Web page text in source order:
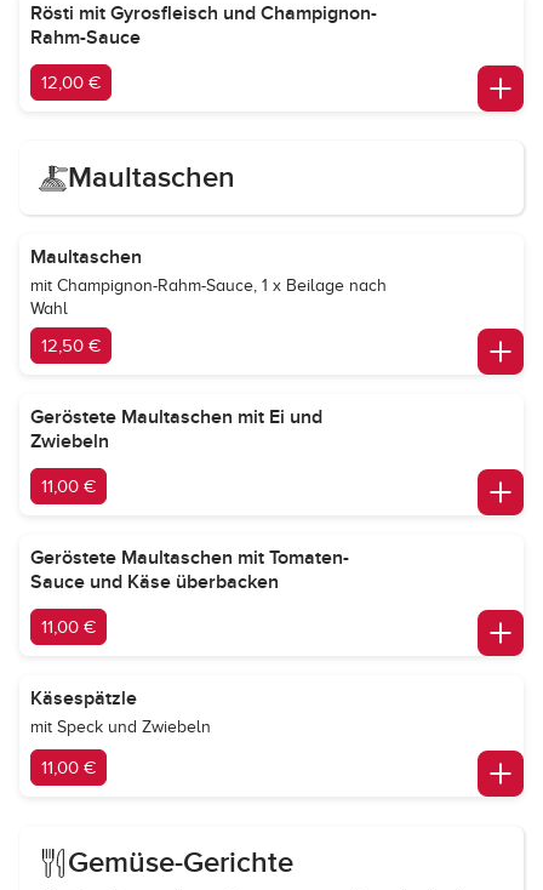
Rösti mit Gyrosfleisch und Champignon-
Rahm-Sauce
12,00 €
Maultaschen
Maultaschen
mit Champignon-Rahm-Sauce, 1 x Beilage nach
Wahl
12,50 €
Geröstete Maultaschen mit Ei und
Zwiebeln
11,00 €
Geröstete Maultaschen mit Tomaten-
Sauce und Käse überbacken
11,00 €
Käsespätzle
mit Speck und Zwiebeln
11,00 €
Gemüse-Gerichte